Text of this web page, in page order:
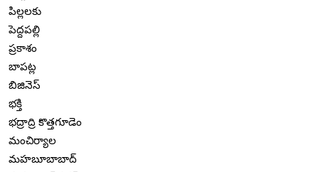
పిల్లలకు
పెద్దపల్లి
ప్రకాశం
బాపట్ల
బిజినెస్
భక్తి
భద్రాద్రి కొత్తగూడెం
మంచిర్యాల
మహబూబాబాద్